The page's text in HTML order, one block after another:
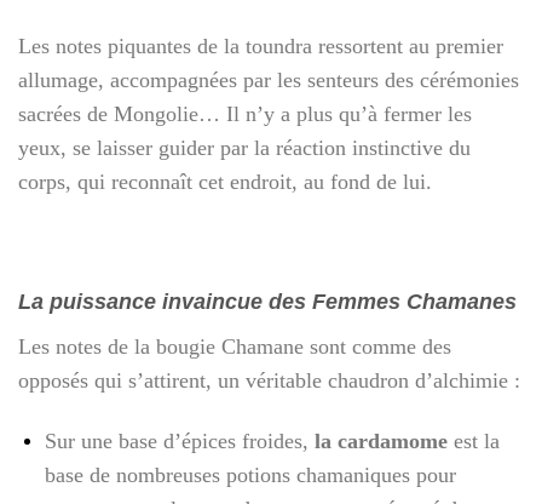
Les notes piquantes de la toundra ressortent au premier
allumage, accompagnées par les senteurs des cérémonies
sacrées de Mongolie… Il n’y a plus qu’à fermer les
yeux, se laisser guider par la réaction instinctive du
corps, qui reconnaît cet endroit, au fond de lui.
La puissance invaincue des Femmes Chamanes
Les notes de la bougie Chamane sont comme des
opposés qui s’attirent, un véritable chaudron d’alchimie :
Sur une base d’épices froides, la cardamome est la
base de nombreuses potions chamaniques pour